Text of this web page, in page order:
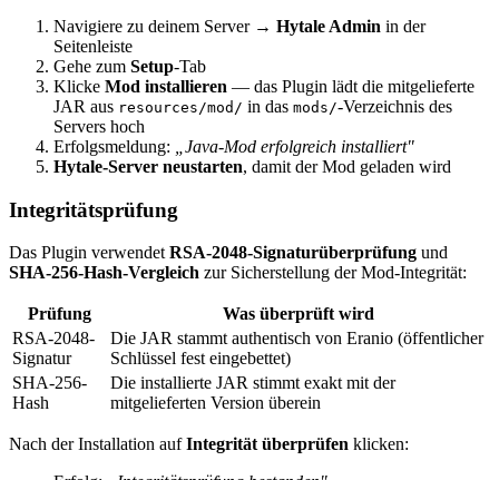
Navigiere zu deinem Server → Hytale Admin in der
Seitenleiste
Gehe zum Setup-Tab
Klicke Mod installieren — das Plugin lädt die mitgelieferte
JAR aus resources/mod/ in das mods/-Verzeichnis des
Servers hoch
Erfolgsmeldung:
„Java-Mod erfolgreich installiert"
Hytale-Server neustarten, damit der Mod geladen wird
Integritätsprüfung
Das Plugin verwendetRSA-2048-Signaturüberprüfung und
SHA-256-Hash-Vergleich zur Sicherstellung der Mod-Integrität:
Prüfung
Was überprüft wird
RSA-2048-
Signatur
Die JAR stammt authentisch von Eranio (öffentlicher
Schlüssel fest eingebettet)
SHA-256-
Hash
Die installierte JAR stimmt exakt mit der
mitgelieferten Version überein
Nach der Installation aufIntegrität überprüfen klicken: